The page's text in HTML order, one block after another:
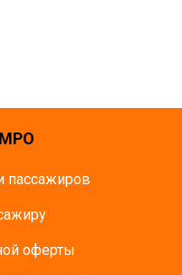
пассажиров
оферты